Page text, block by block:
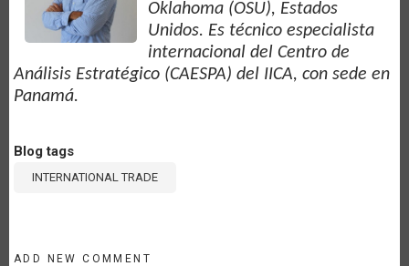
Oklahoma (OSU), Estados
Unidos. Es técnico especialista
internacional del Centro de
Análisis Estratégico (CAESPA) del IICA, con sede en
Panamá.
Blog tags
INTERNATIONAL TRADE
ADD NEW COMMENT